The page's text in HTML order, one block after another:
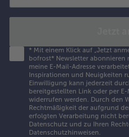
* Mit einem Klick auf „Jetzt
bofrost* Newsletter
meine E-Mail-Adresse
Inspirationen und Neuigkeiten
Einwilligung kann jederzeit
bereitgestellten Link oder per
widerrufen werden. Durch den
Rechtmäßigkeit der aufgrund
erfolgten Verarbeitung nicht
Datenschutz und zu Ihren
Datenschutzhinweisen.